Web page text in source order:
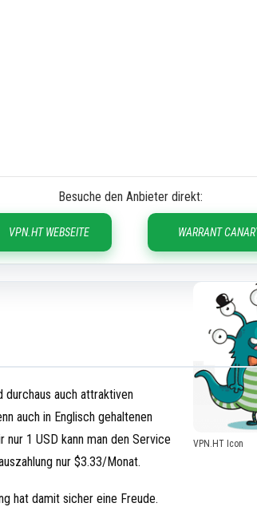
Besuche den Anbieter direkt:
VPN.HT WEBSEITE WARRANT
VPN.HT Icon
auch attraktiven
auch in Englisch gehaltenen
1 USD kann man den Service
nur $3.33/Monat.
hat damit sicher eine Freude.